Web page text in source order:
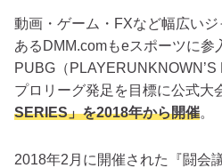
動画・ゲーム・FXなど幅広い
あるDMM.comもeスポーツに参
PUBG（
プロリーグ発足を目標に公式大
SERIES」を2018年から開催。
2018年2月に開催された『闘会